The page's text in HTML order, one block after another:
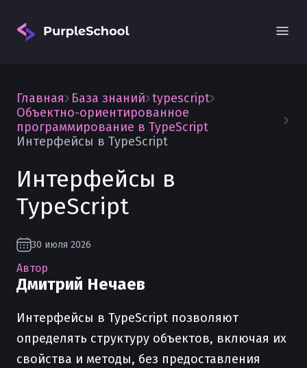
Главная База знаний typescript
Объектно-ориентированное
программирование в TypeScript
Интерфейсы в TypeScript
Интерфейсы в
TypeScript
30 июля 2026
Автор
Дмитрий Нечаев
Интерфейсы в TypeScript позволяют
определять структуру объектов, включая их
свойства и методы, без предоставления